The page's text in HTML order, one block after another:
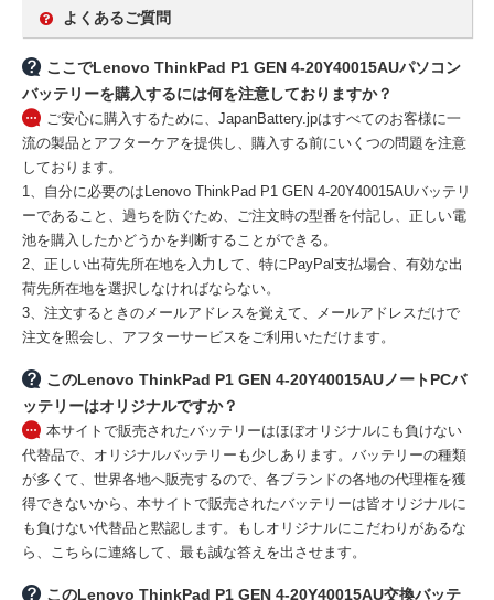
よくあるご質問
ここでLenovo ThinkPad P1 GEN 4-20Y40015AUパソコン
バッテリーを購入するには何を注意しておりますか？
ご安心に購入するために、JapanBattery.jpはすべてのお客様に一
流の製品とアフターケアを提供し、購入する前にいくつの問題を注意
しております。
1、自分に必要のはLenovo ThinkPad P1 GEN 4-20Y40015AUバッテリ
ーであること、過ちを防ぐため、ご注文時の型番を付記し、正しい電
池を購入したかどうかを判断することができる。
2、正しい出荷先所在地を入力して、特にPayPal支払場合、有効な出
荷先所在地を選択しなければならない。
3、注文するときのメールアドレスを覚えて、メールアドレスだけで
注文を照会し、アフターサービスをご利用いただけます。
このLenovo ThinkPad P1 GEN 4-20Y40015AUノートPCバ
ッテリーはオリジナルですか？
本サイトで販売されたバッテリーはほぼオリジナルにも負けない
代替品で、オリジナルバッテリーも少しあります。バッテリーの種類
が多くて、世界各地へ販売するので、各ブランドの各地の代理権を獲
得できないから、本サイトで販売されたバッテリーは皆オリジナルに
も負けない代替品と黙認します。もしオリジナルにこだわりがあるな
ら、こちらに連絡して、最も誠な答えを出させます。
このLenovo ThinkPad P1 GEN 4-20Y40015AU交換バッテ